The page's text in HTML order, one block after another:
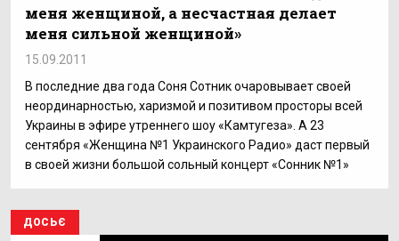
меня женщиной, а несчастная делает
меня сильной женщиной»
15.09.2011
В последние два года Соня Сотник очаровывает своей
неординарностью, харизмой и позитивом просторы всей
Украины в эфире утреннего шоу «Камтугеза». А 23
сентября «Женщина №1 Украинского Радио» даст первый
в своей жизни большой сольный концерт «Сонник №1»
ДОСЬЄ